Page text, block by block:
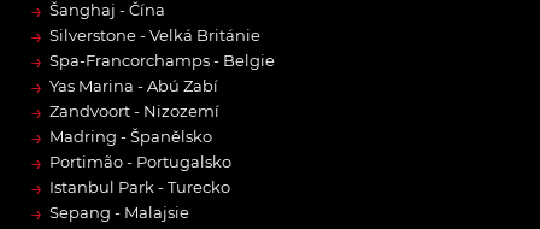
→ Šanghaj - Čína
→ Silverstone - Velká Británie
→ Spa-Francorchamps - Belgie
→ Yas Marina - Abú Zabí
→ Zandvoort - Nizozemí
→ Madring - Španělsko
→ Portimão - Portugalsko
→ Istanbul Park - Turecko
→ Sepang - Malajsie